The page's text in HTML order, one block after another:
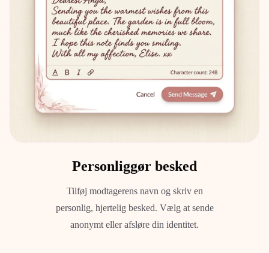
Personliggør besked
Tilføj modtagerens navn og skriv en
personlig, hjertelig besked. Vælg at sende
anonymt eller afsløre din identitet.